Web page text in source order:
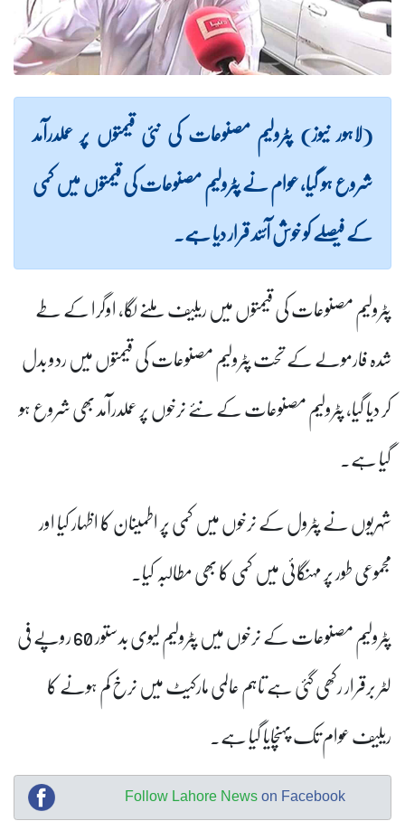
(لاہور نیوز) پٹرولیم مصنوعات کی نئی قیمتوں پر عملدرآمد
شروع ہو گیا، عوام نے پٹرولیم مصنوعات کی قیمتوں میں کمی
کے فیصلے کو خوش آئند قرار دیا ہے۔
پٹرولیم مصنوعات کی قیمتوں میں ریلیف ملنے لگا،اوگرا کے طے
شدہ فارمولے کے تحت پٹرولیم مصنوعات کی قیمتوں میں ردو بدل
کر دیا گیا، پٹرولیم مصنوعات کے نئے نرخوں پر عملدرآمد بھی شروع ہو
گیا ہے۔
شہریوں نے پٹرول کے نرخوں میں کمی پر اطمینان کا اظہار کیااور
مجموعی طور پر مہنگائی میں کمی کا بھی مطالبہ کیا۔
پٹرولیم مصنوعات کے نرخوں میں پٹرولیم لیوی بدستور 60 روپے فی
لٹر برقرار رکھی گئی ہے تاہم عالمی مارکیٹ میں نرخ کم ہونے کا
ریلیف عوام تک پہنچایا گیا ہے۔
Follow Lahore News on Facebook